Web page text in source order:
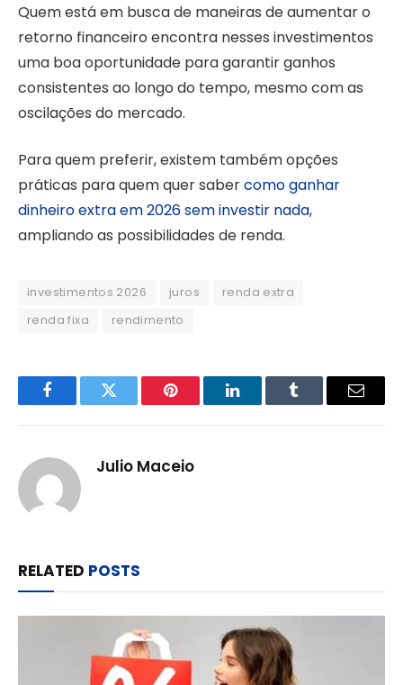
Quem está em busca de maneiras de aumentar o
retorno financeiro encontra nesses investimentos
uma boa oportunidade para garantir ganhos
consistentes ao longo do tempo, mesmo com as
oscilações do mercado.
Para quem preferir, existem também opções
práticas para quem quer sabercomo ganhar
dinheiro extra em 2026 sem investir nada,
ampliando as possibilidades de renda.
investimentos 2026 juros
renda extra
renda fixa
rendimento
FacebookTwitter Pinterest LinkedInTumblr Email
Julio Maceio
RELATED POSTS